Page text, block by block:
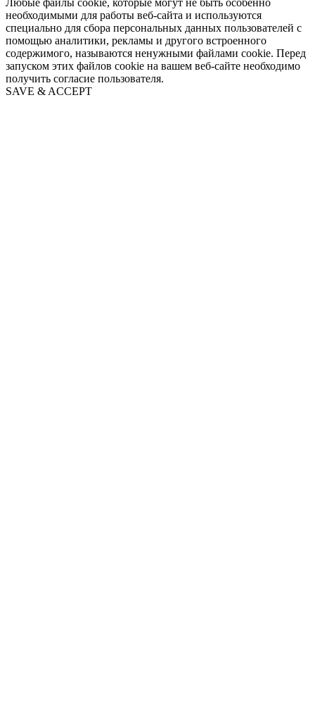
Любые файлы cookie, которые могут не быть особенно
необходимыми для работы веб-сайта и используются
специально для сбора персональных данных пользователей с
помощью аналитики, рекламы и другого встроенного
содержимого, называются ненужными файлами cookie. Перед
запуском этих файлов cookie на вашем веб-сайте необходимо
получить согласие пользователя.
SAVE & ACCEPT